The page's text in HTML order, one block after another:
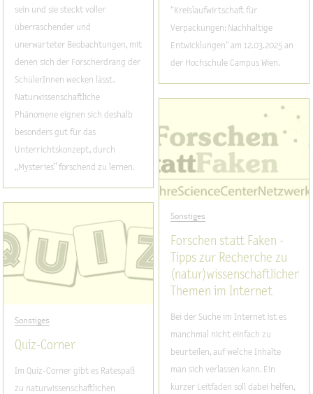
sein und sie steckt voller
überraschender und
unerwarteter Beobachtungen, mit
denen sich der Forscherdrang der
SchülerInnen wecken lässt.
Naturwissenschaftliche
Phänomene eignen sich deshalb
besonders gut für das
Unterrichtskonzept, durch
„Mysteries“ forschend zu lernen.
"Kreislaufwirtschaft für
Verpackungen: Nachhaltige
Entwicklungen" am 12.03.2025 an
der Hochschule Campus Wien.
Sonstiges
Forschen statt Faken -
Tipps zur Recherche zu
(natur)wissenschaftlichen
Themen im Internet
Bei der Suche im Internet ist es
manchmal nicht einfach zu
beurteilen, auf welche Inhalte
man sich verlassen kann. Ein
kurzer Leitfaden soll dabei helfen,
Sonstiges
Quiz-Corner
Im Quiz-Corner gibt es Ratespaß
zu naturwissenschaftlichen